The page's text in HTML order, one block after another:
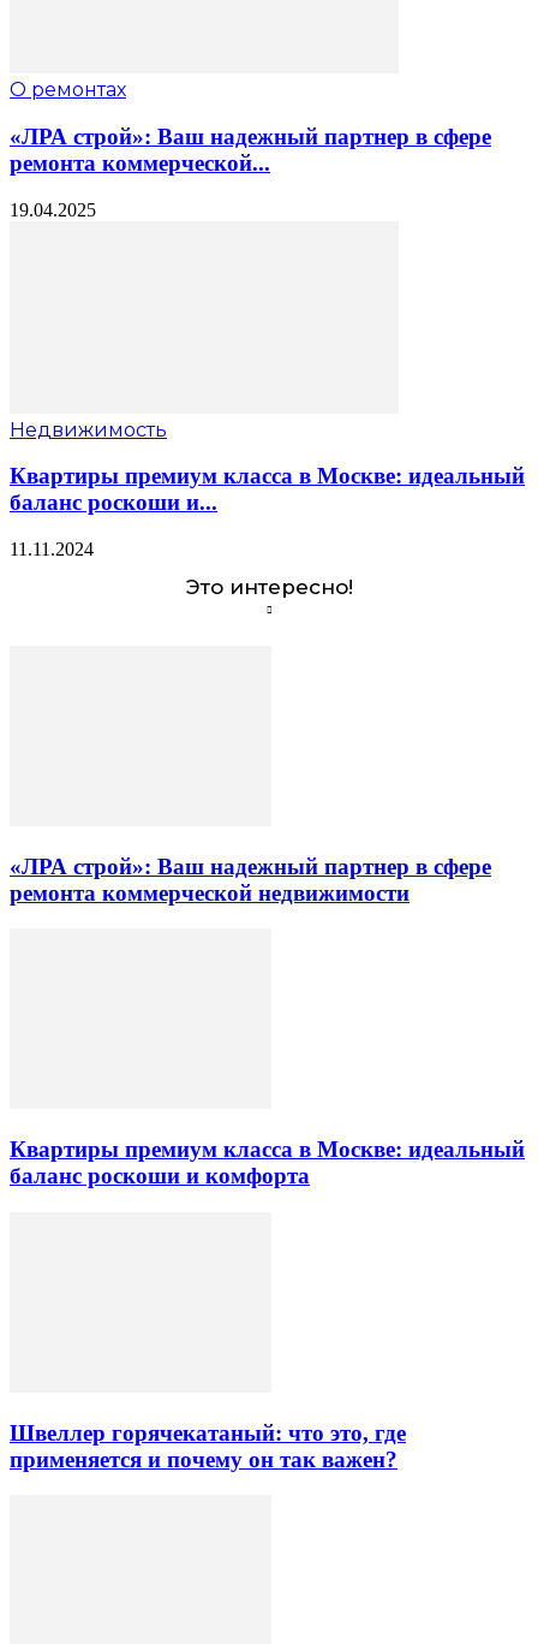
О ремонтах
«ЛРА строй»: Ваш надежный партнер в сфере
ремонта коммерческой...
19.04.2025
Недвижимость
Квартиры премиум класса в Москве: идеальный
баланс роскоши и...
11.11.2024
Это интересно!
«ЛРА строй»: Ваш надежный партнер в сфере
ремонта коммерческой недвижимости
Квартиры премиум класса в Москве: идеальный
баланс роскоши и комфорта
Швеллер горячекатаный: что это, где
применяется и почему он так важен?